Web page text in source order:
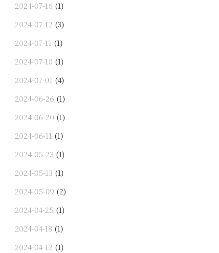
2024-07-16 (1)
2024-07-12 (3)
2024-07-11 (1)
2024-07-10 (1)
2024-07-01 (4)
2024-06-26 (1)
2024-06-20 (1)
2024-06-11 (1)
2024-05-23 (1)
2024-05-13 (1)
2024-05-09 (2)
2024-04-25 (1)
2024-04-18 (1)
2024-04-12 (1)